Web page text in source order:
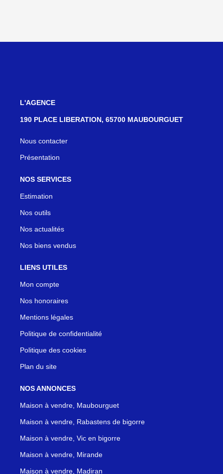
L'AGENCE
190 PLACE LIBERATION, 65700 MAUBOURGUET
Nous contacter
Présentation
NOS SERVICES
Estimation
Nos outils
Nos actualités
Nos biens vendus
LIENS UTILES
Mon compte
Nos honoraires
Mentions légales
Politique de confidentialité
Politique des cookies
Plan du site
NOS ANNONCES
Maison à vendre, Maubourguet
Maison à vendre, Rabastens de bigorre
Maison à vendre, Vic en bigorre
Maison à vendre, Mirande
Maison à vendre, Madiran